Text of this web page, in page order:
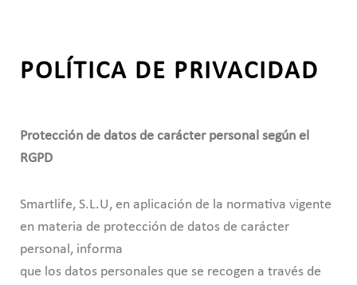
POLÍTICA DE PRIVACIDAD
Protección de datos de carácter personal según el
RGPD
Smartlife, S.L.U, en aplicación de la normativa vigente
en materia de protección de datos de carácter
personal, informa
que los datos personales que se recogen a través de